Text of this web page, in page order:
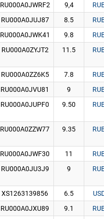
RU000A0JWRF2 9,4
RU000A0JUJ87 8.5
RU000A0JWK41 9.8
RU000A0ZYJT2 11.5
RU000A0ZZ6K5 7.8
RU000A0JVU81 9
RU000A0JUPF0 9.50
RU000A0ZZW77 9.35
RU000A0JWF30 11
RU000A0JU3J9 9
XS1263139856 6.5
RU000A0JXU89 9.1